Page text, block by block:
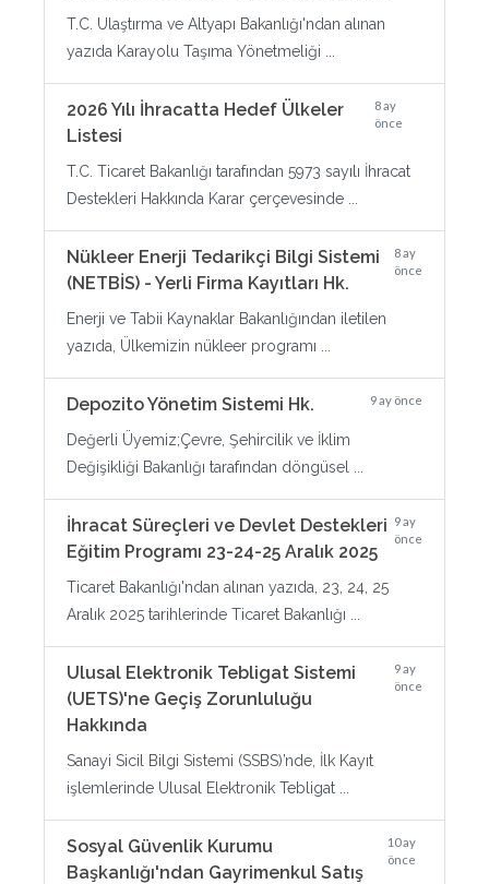
T.C. Ulaştırma ve Altyapı Bakanlığı'ndan alınan
yazıda Karayolu Taşıma Yönetmeliği ...
2026 Yılı İhracatta Hedef Ülkeler
Listesi
8 ay
önce
T.C. Ticaret Bakanlığı tarafından 5973 sayılı İhracat
Destekleri Hakkında Karar çerçevesinde ...
Nükleer Enerji Tedarikçi Bilgi Sistemi
(NETBİS) - Yerli Firma Kayıtları Hk.
8 ay
önce
Enerji ve Tabii Kaynaklar Bakanlığından iletilen
yazıda, Ülkemizin nükleer programı ...
Depozito Yönetim Sistemi Hk. 9 ay önce
Değerli Üyemiz;Çevre, Şehircilik ve İklim
Değişikliği Bakanlığı tarafından döngüsel ...
İhracat Süreçleri ve Devlet Destekleri
Eğitim Programı 23-24-25 Aralık 2025
9 ay
önce
Ticaret Bakanlığı'ndan alınan yazıda, 23, 24, 25
Aralık 2025 tarihlerinde Ticaret Bakanlığı ...
Ulusal Elektronik Tebligat Sistemi
(UETS)'ne Geçiş Zorunluluğu
Hakkında
9 ay
önce
Sanayi Sicil Bilgi Sistemi (SSBS)’nde, İlk Kayıt
işlemlerinde Ulusal Elektronik Tebligat ...
Sosyal Güvenlik Kurumu
Başkanlığı'ndan Gayrimenkul Satış
10 ay
önce